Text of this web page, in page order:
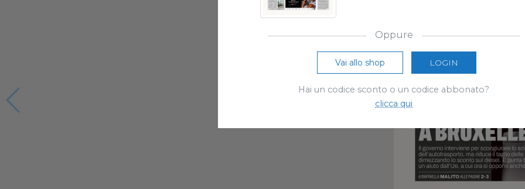
Oppure
Vai allo shop LOGIN
Hai un codice sconto o un codice abbonato?
clicca qui